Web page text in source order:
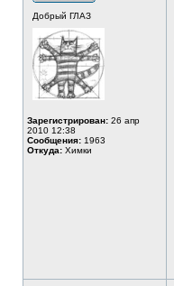
Добрый ГЛАЗ
Зарегистрирован: 26 апр
2010 12:38
Сообщения: 1963
Откуда: Химки